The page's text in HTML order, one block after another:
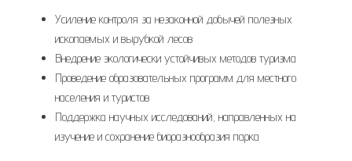
Усиление контроля за незаконной добычей полезных
ископаемых и вырубкой лесов
Внедрение экологически устойчивых методов туризма
Проведение образовательных программ для местного
населения и туристов
Поддержка научных исследований, направленных на
изучение и сохранение биоразнообразия парка